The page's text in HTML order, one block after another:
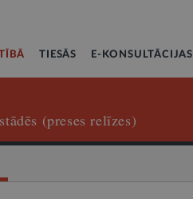
TIESĀS E-KONSULTĀCIJAS
(preses relīzes)